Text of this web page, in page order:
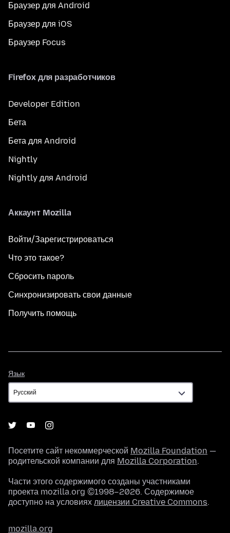
Браузер для Android
Браузер для iOS
Браузер Focus
Firefox для разработчиков
Developer Edition
Бета
Бета для Android
Nightly
Nightly для Android
Аккаунт Mozilla
Войти/Зарегистрироваться
Что это такое?
Сбросить пароль
Синхронизировать свои данные
Получить помощь
Язык
Посетите сайт некоммерческой Mozilla Foundation —
родительской компании для Mozilla Corporation.
Части этого содержимого созданы участниками
проекта mozilla.org ©1998–2026. Содержимое
доступно на условиях лицензии Creative Commons.
mozilla.org